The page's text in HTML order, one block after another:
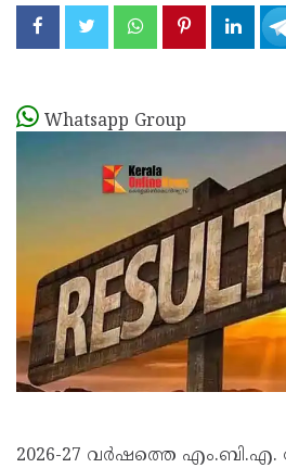
Whatsapp Group
2026-27 വർഷത്തെ